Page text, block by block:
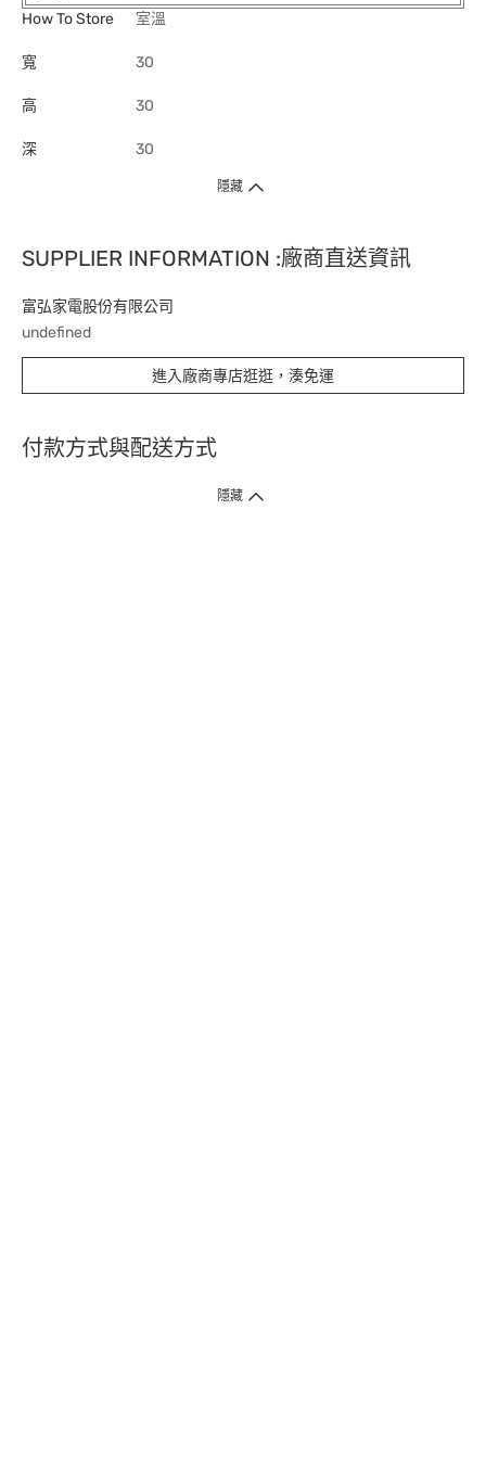
How To Store
室溫
寬 30
高 30
深 30
隱藏
SUPPLIER INFORMATION :廠商直送資訊
富弘家電股份有限公司
undefined
進入廠商專店逛逛，湊免運
付款方式與配送方式
隱藏